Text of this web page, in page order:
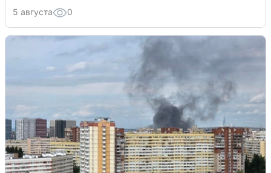
5 августа 0